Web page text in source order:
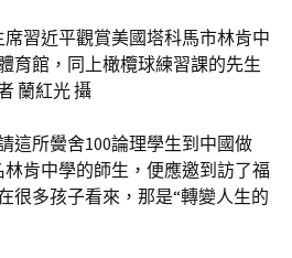
席習近平觀賞美國塔科馬市林肯中
育館，同上橄欖球練習課的先生
蘭紅光 攝
這所黌舍100論理學生到中國做
肯中學的師生，便應邀到訪了福
很多孩子看來，那是“轉變人生的